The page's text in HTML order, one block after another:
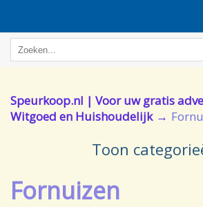
Speurkoop.nl | Voor uw gratis
Witgoed en Huishoudelijk
Toon
Fornuizen